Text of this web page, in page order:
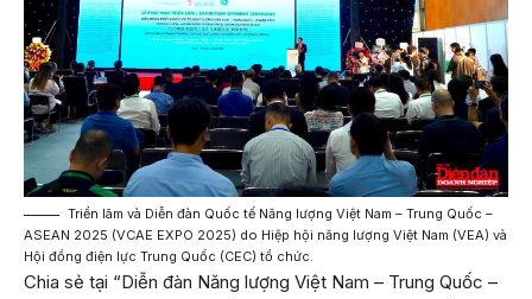
Triển lãm và Diễn đàn Quốc tế Năng lượng Việt Nam – Trung Quốc –
ASEAN 2025 (VCAE EXPO 2025) do Hiệp hội năng lượng Việt Nam (VEA) và
Hội đồng điện lực Trung Quốc (CEC) tổ chức.
Chia sẻ tại “Diễn đàn Năng lượng Việt Nam – Trung Quốc –